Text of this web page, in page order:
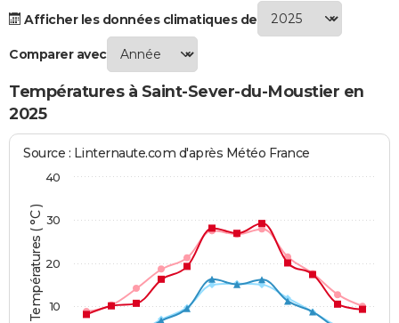
Afficher les données climatiques de
Comparer avec
Températures à Saint-Sever-du-Moustier en
2025
Températures ( °C )
Source : Linternaute.com d'après Météo France
10
20
30
40